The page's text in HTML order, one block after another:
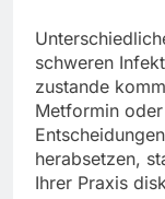
schweren
zustande
Metformin
herabsetzen,
Ihrer Praxis